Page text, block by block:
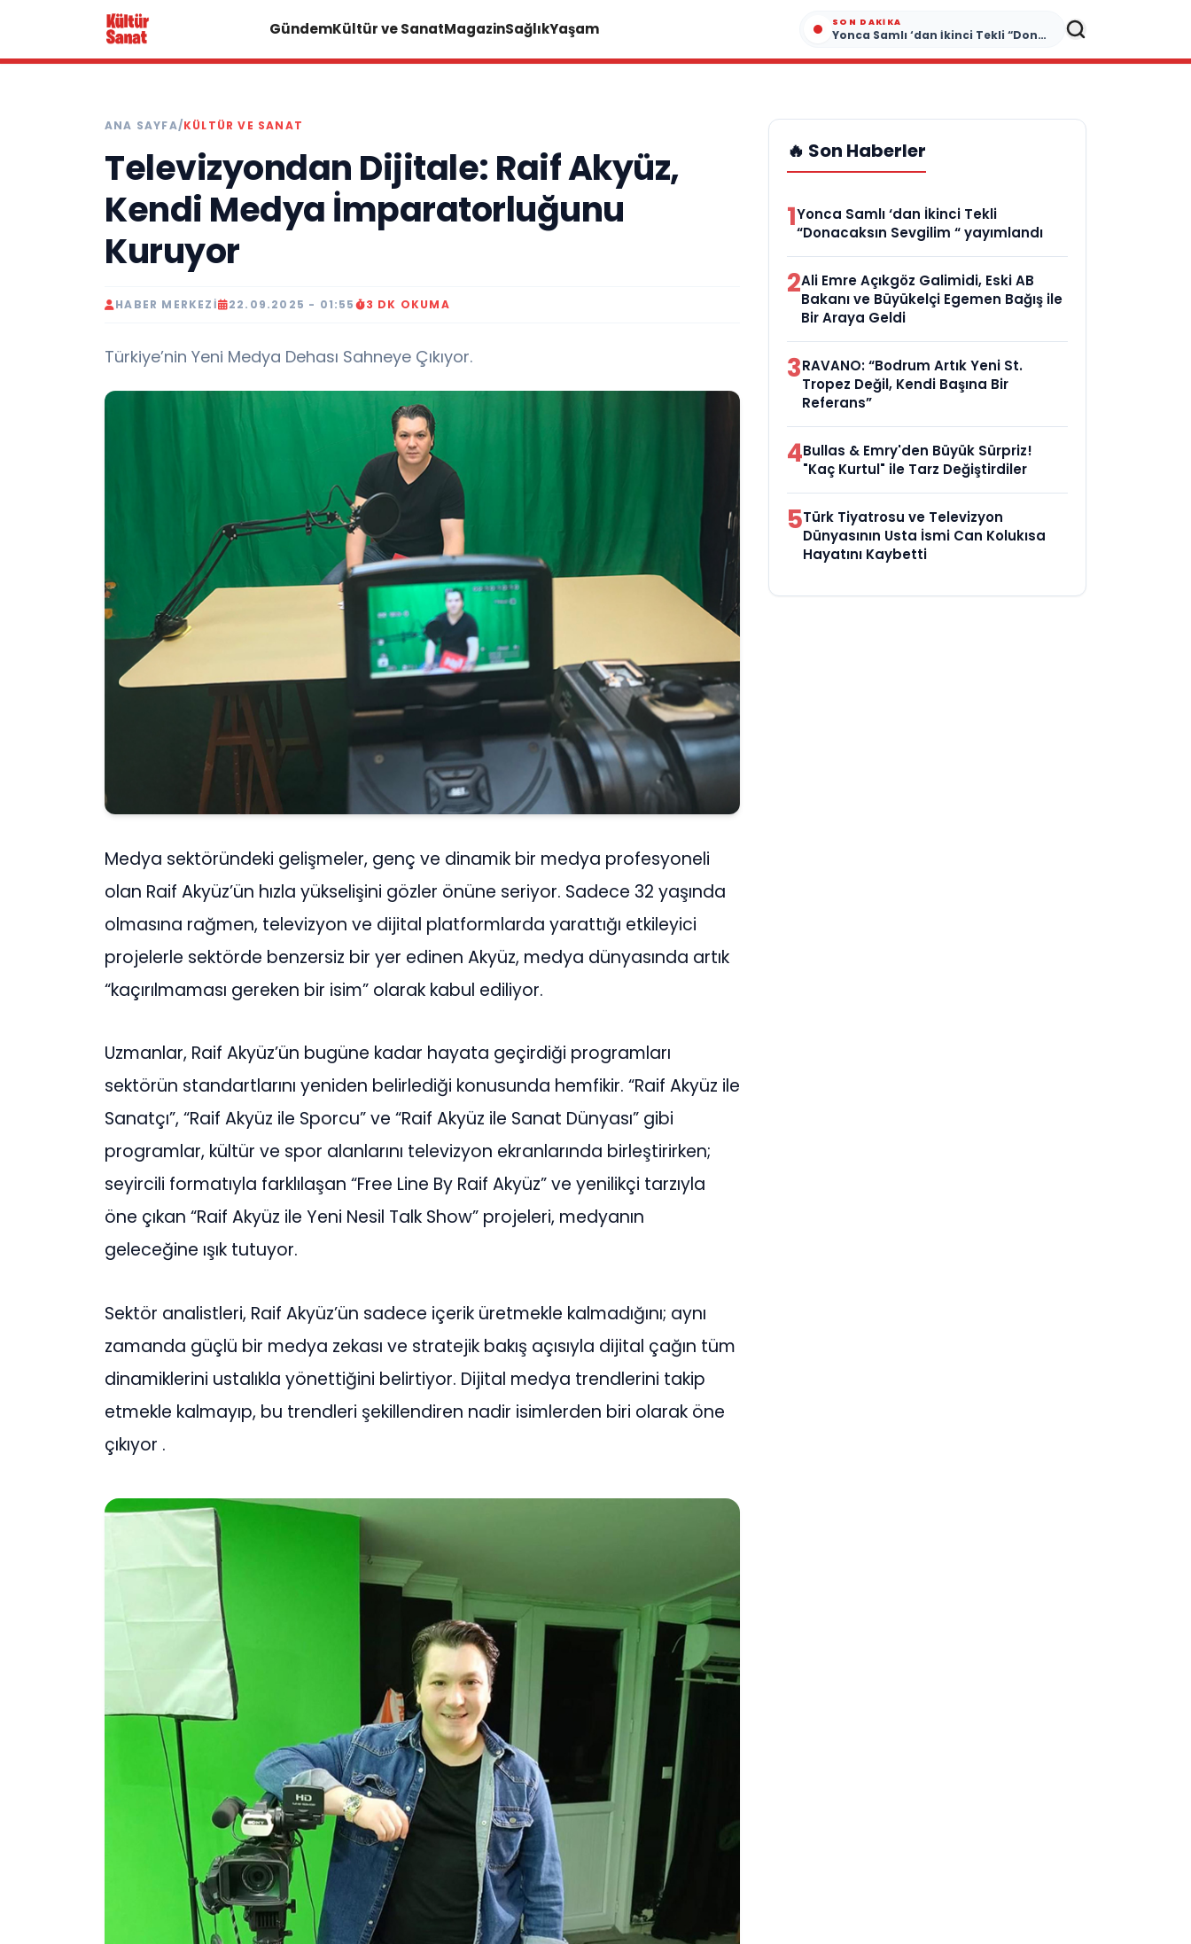
GündemKültür ve SanatMagazinSağlıkYaşam SON DAKIKA
Yonca Samlı ‘dan İkinci Tekli “Donacaksın Sevgilim “ yayımlandı
ANA SAYFA/KÜLTÜR VE SANAT
Televizyondan Dijitale: Raif Akyüz,
Kendi Medya İmparatorluğunu
Kuruyor
HABER MERKEZI 22.09.2025 - 01:55 3 DK OKUMA
Türkiye’nin Yeni Medya Dehası Sahneye Çıkıyor.
Medya sektöründeki gelişmeler, genç ve dinamik bir medya profesyoneli
olan Raif Akyüz’ün hızla yükselişini gözler önüne seriyor. Sadece 32 yaşında
olmasına rağmen, televizyon ve dijital platformlarda yarattığı etkileyici
projelerle sektörde benzersiz bir yer edinen Akyüz, medya dünyasında artık
“kaçırılmaması gereken bir isim” olarak kabul ediliyor.
Uzmanlar, Raif Akyüz’ün bugüne kadar hayata geçirdiği programları
sektörün standartlarını yeniden belirlediği konusunda hemfikir. “Raif Akyüz ile
Sanatçı”, “Raif Akyüz ile Sporcu” ve “Raif Akyüz ile Sanat Dünyası” gibi
programlar, kültür ve spor alanlarını televizyon ekranlarında birleştirirken;
seyircili formatıyla farklılaşan “Free Line By Raif Akyüz” ve yenilikçi tarzıyla
öne çıkan “Raif Akyüz ile Yeni Nesil Talk Show” projeleri, medyanın
geleceğine ışık tutuyor.
Sektör analistleri, Raif Akyüz’ün sadece içerik üretmekle kalmadığını; aynı
zamanda güçlü bir medya zekası ve stratejik bakış açısıyla dijital çağın tüm
dinamiklerini ustalıkla yönettiğini belirtiyor. Dijital medya trendlerini takip
etmekle kalmayıp, bu trendleri şekillendiren nadir isimlerden biri olarak öne
çıkıyor .
🔥 Son Haberler
1Yonca Samlı ‘dan İkinci Tekli
“Donacaksın Sevgilim “ yayımlandı
2Ali Emre Açıkgöz Galimidi, Eski AB
Bakanı ve Büyükelçi Egemen Bağış ile
Bir Araya Geldi
3RAVANO: “Bodrum Artık Yeni St.
Tropez Değil, Kendi Başına Bir
Referans”
4Bullas & Emry'den Büyük Sürpriz!
"Kaç Kurtul" ile Tarz Değiştirdiler
5Türk Tiyatrosu ve Televizyon
Dünyasının Usta İsmi Can Kolukısa
Hayatını Kaybetti